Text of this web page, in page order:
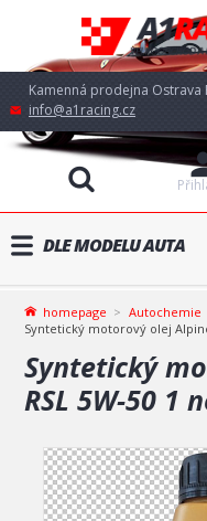
Kamenná prodejna Ostrava
info@a1racing.cz
DLE MODELU AUTA
homepage Autochemie
Syntetický motorový olej
Syntetický
RSL 5W-50 1